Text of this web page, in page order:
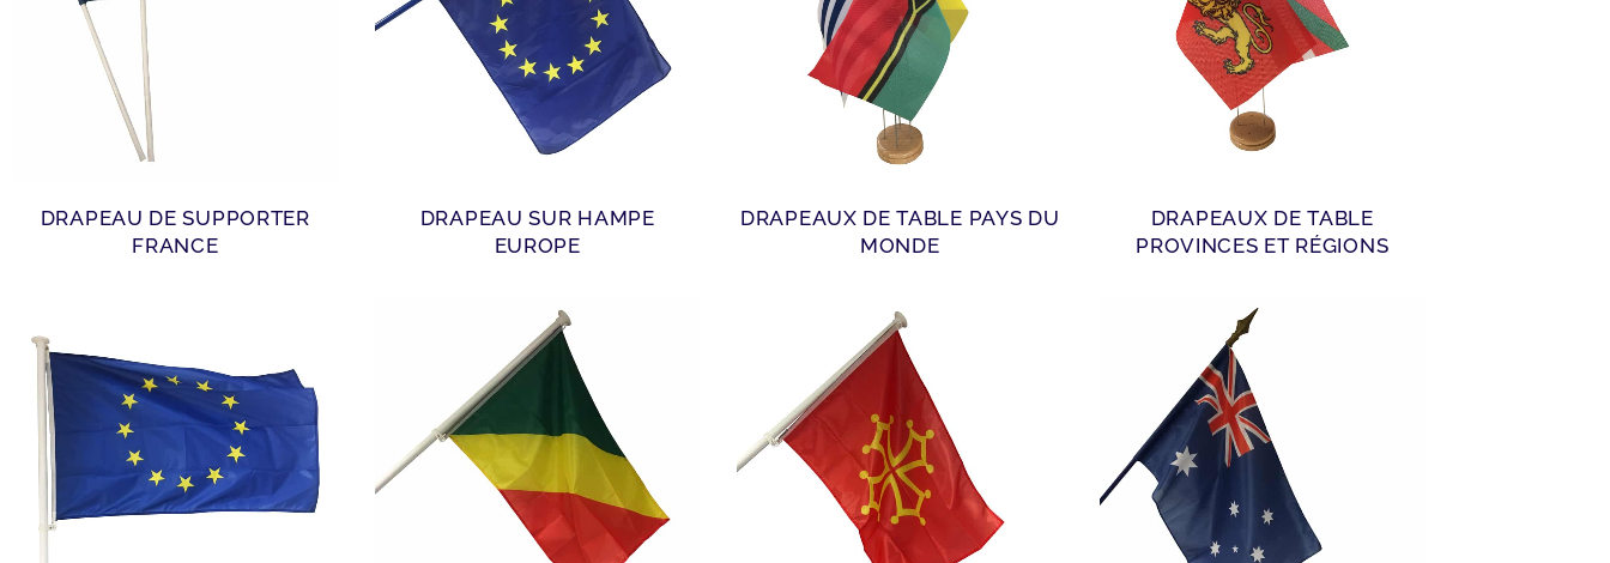
DRAPEAU DE SUPPORTER
FRANCE
DRAPEAU SUR HAMPE
EUROPE
DRAPEAUX DE TABLE PAYS DU
MONDE
DRAPEAUX DE TABLE
PROVINCES ET RÉGIONS